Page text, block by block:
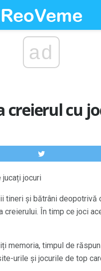
ad
creierul cu
jocuri
tineri și bătrâni
creierului. În timp ce joci
memoria, timpul de
urile și jocurile de top